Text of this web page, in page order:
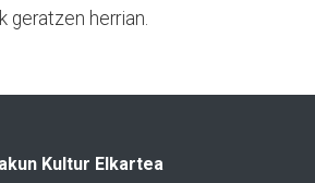
geratzen herrian.
Kultur Elkartea